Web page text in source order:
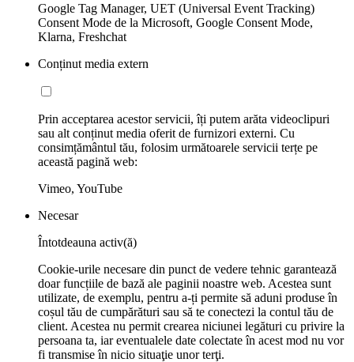
Google Tag Manager, UET (Universal Event Tracking)
Consent Mode de la Microsoft, Google Consent Mode,
Klarna, Freshchat
Conținut media extern
Prin acceptarea acestor servicii, îți putem arăta videoclipuri
sau alt conținut media oferit de furnizori externi. Cu
consimțământul tău, folosim următoarele servicii terțe pe
această pagină web:
Vimeo, YouTube
Necesar
Întotdeauna activ(ă)
Cookie-urile necesare din punct de vedere tehnic garantează
doar funcțiile de bază ale paginii noastre web. Acestea sunt
utilizate, de exemplu, pentru a-ți permite să aduni produse în
coșul tău de cumpărături sau să te conectezi la contul tău de
client. Acestea nu permit crearea niciunei legături cu privire la
persoana ta, iar eventualele date colectate în acest mod nu vor
fi transmise în nicio situaţie unor terţi.